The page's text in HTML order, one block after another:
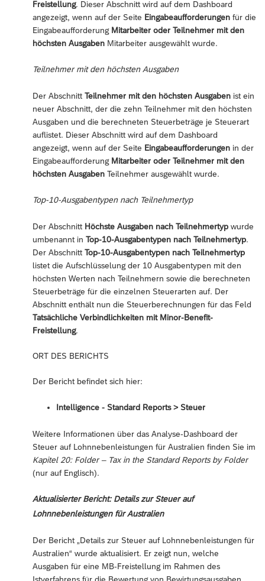
Freistellung. Dieser Abschnitt wird auf dem Dashboard
angezeigt, wenn auf der Seite Eingabeaufforderungen für die
Eingabeaufforderung Mitarbeiter oder Teilnehmer mit den
höchsten Ausgaben Mitarbeiter ausgewählt wurde.
Teilnehmer mit den höchsten Ausgaben
Der Abschnitt Teilnehmer mit den höchsten Ausgaben ist ein
neuer Abschnitt, der die zehn Teilnehmer mit den höchsten
Ausgaben und die berechneten Steuerbeträge je Steuerart
auflistet. Dieser Abschnitt wird auf dem Dashboard
angezeigt, wenn auf der Seite Eingabeaufforderungen in der
Eingabeaufforderung Mitarbeiter oder Teilnehmer mit den
höchsten Ausgaben Teilnehmer ausgewählt wurde.
Top-10-Ausgabentypen nach Teilnehmertyp
Der Abschnitt Höchste Ausgaben nach Teilnehmertyp wurde
umbenannt in Top-10-Ausgabentypen nach Teilnehmertyp.
Der Abschnitt Top-10-Ausgabentypen nach Teilnehmertyp
listet die Aufschlüsselung der 10 Ausgabentypen mit den
höchsten Werten nach Teilnehmern sowie die berechneten
Steuerbeträge für die einzelnen Steuerarten auf. Der
Abschnitt enthält nun die Steuerberechnungen für das Feld
Tatsächliche Verbindlichkeiten mit Minor-Benefit-
Freistellung.
ORT DES BERICHTS
Der Bericht befindet sich hier:
Intelligence - Standard Reports ‎> Steuer
Weitere Informationen über das Analyse-Dashboard der
Steuer auf Lohnnebenleistungen für Australien finden Sie im
Kapitel 20: Folder – Tax in the Standard Reports by Folder
(nur auf Englisch).
Aktualisierter Bericht: Details zur Steuer auf
Lohnnebenleistungen für Australien
Der Bericht „Details zur Steuer auf Lohnnebenleistungen für
Australien“ wurde aktualisiert. Er zeigt nun, welche
Ausgaben für eine MB-Freistellung im Rahmen des
Istverfahrens für die Bewertung von Bewirtungsausgaben